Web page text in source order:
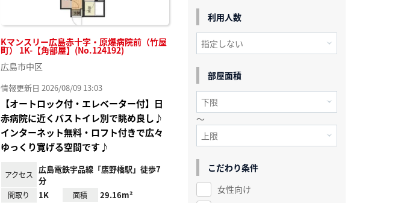
Kマンスリー広島赤十字・原爆病院前（竹屋
町） 1K-【角部屋】(No.124192)
広島市中区
情報更新日 2026/08/09 13:03
【オートロック付・エレベーター付】日
赤病院に近くバストイレ別で眺め良し♪
インターネット無料・ロフト付きで広々
ゆっくり寛げる空間です♪
アクセス
広島電鉄宇品線「鷹野橋駅」徒歩7
分
間取り 1K 面積 29.16m²
利用人数
部屋面積
～
こだわり条件
女性向け